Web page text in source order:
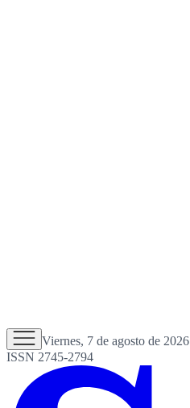
Viernes, 7 de agosto de 2026
ISSN 2745-2794